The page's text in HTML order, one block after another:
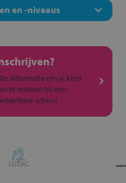
en -niveaus
informatie om je kind
te melden bij een
school.